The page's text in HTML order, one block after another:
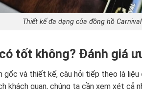
Thiết kế đa dạng của đồng hồ Carnival
tốt không? Đánh giá
gốc và thiết kế, câu hỏi tiếp theo là liệu
khách quan, chúng ta cần xem xét cả